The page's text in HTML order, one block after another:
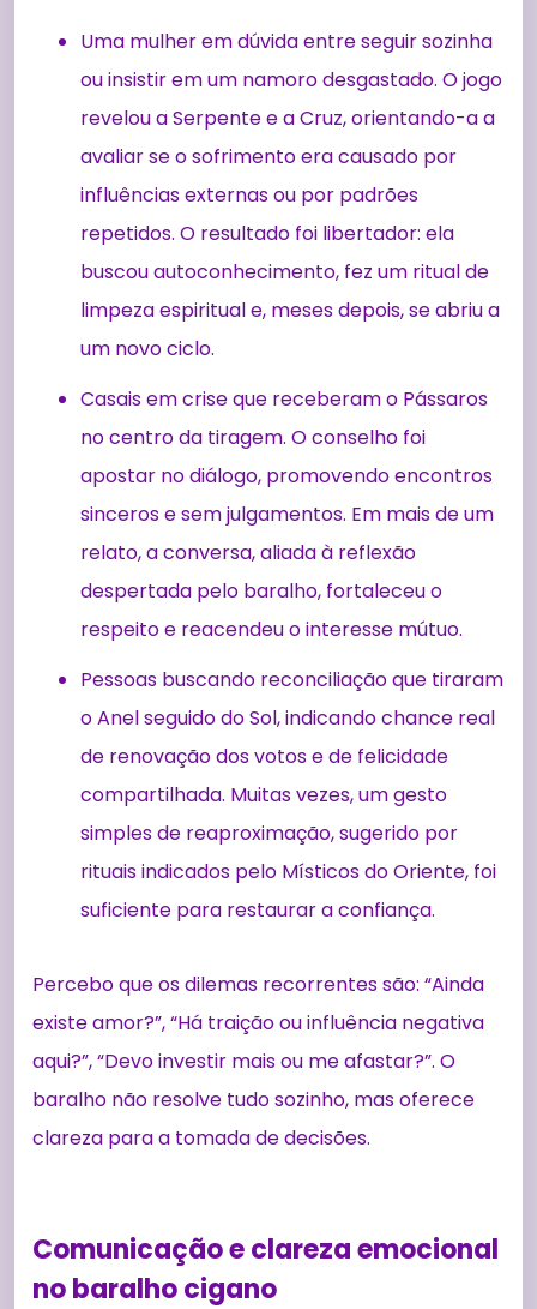
Uma mulher em dúvida entre seguir sozinha
ou insistir em um namoro desgastado. O jogo
revelou a Serpente e a Cruz, orientando-a a
avaliar se o sofrimento era causado por
influências externas ou por padrões
repetidos. O resultado foi libertador: ela
buscou autoconhecimento, fez um ritual de
limpeza espiritual e, meses depois, se abriu a
um novo ciclo.
Casais em crise que receberam o Pássaros
no centro da tiragem. O conselho foi
apostar no diálogo, promovendo encontros
sinceros e sem julgamentos. Em mais de um
relato, a conversa, aliada à reflexão
despertada pelo baralho, fortaleceu o
respeito e reacendeu o interesse mútuo.
Pessoas buscando reconciliação que tiraram
o Anel seguido do Sol, indicando chance real
de renovação dos votos e de felicidade
compartilhada. Muitas vezes, um gesto
simples de reaproximação, sugerido por
rituais indicados pelo Místicos do Oriente, foi
suficiente para restaurar a confiança.
Percebo que os dilemas recorrentes são: “Ainda
existe amor?”, “Há traição ou influência negativa
aqui?”, “Devo investir mais ou me afastar?”. O
baralho não resolve tudo sozinho, mas oferece
clareza para a tomada de decisões.
Comunicação e clareza emocional
no baralho cigano